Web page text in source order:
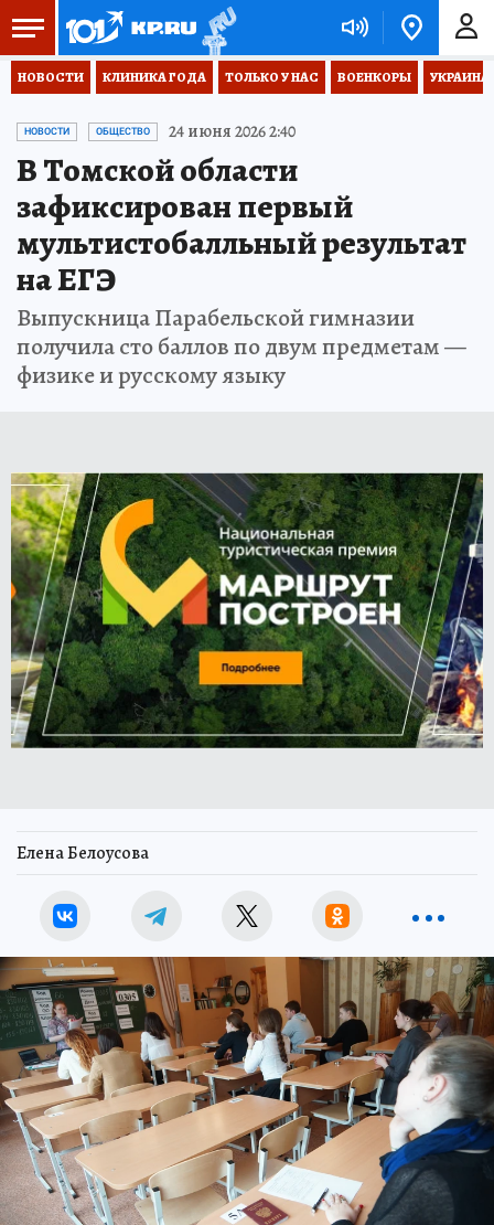
НОВОСТИ КЛИНИКА ГОДА ТОЛЬКО У НАС ВОЕНКОРЫ
НОВОСТИ ОБЩЕСТВО 24 июня 2026 2:40
В Томской области
зафиксирован первый
мультистобалльный результат
на ЕГЭ
Выпускница Парабельской гимназии
получила сто баллов по двум предметам —
физике и русскому языку
Елена Белоусова